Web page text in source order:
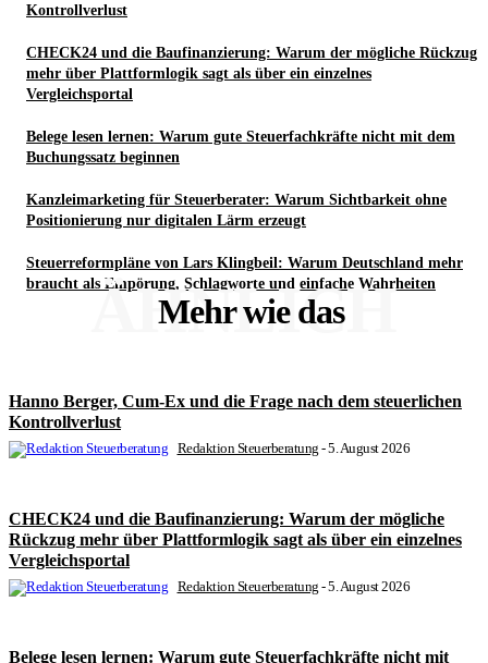
Kontrollverlust
CHECK24 und die Baufinanzierung: Warum der mögliche Rückzug
mehr über Plattformlogik sagt als über ein einzelnes
Vergleichsportal
Belege lesen lernen: Warum gute Steuerfachkräfte nicht mit dem
Buchungssatz beginnen
Kanzleimarketing für Steuerberater: Warum Sichtbarkeit ohne
Positionierung nur digitalen Lärm erzeugt
Steuerreformpläne von Lars Klingbeil: Warum Deutschland mehr
braucht als Empörung, Schlagworte und einfache Wahrheiten
Mehr wie das
ÄHNLICH
Hanno Berger, Cum-Ex und die Frage nach dem steuerlichen
Kontrollverlust
Redaktion Steuerberatung -5. August 2026
CHECK24 und die Baufinanzierung: Warum der mögliche
Rückzug mehr über Plattformlogik sagt als über ein einzelnes
Vergleichsportal
Redaktion Steuerberatung -5. August 2026
Belege lesen lernen: Warum gute Steuerfachkräfte nicht mit